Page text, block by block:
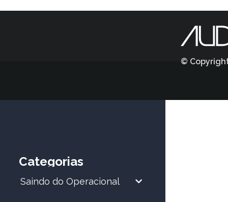
©
Categorias
Saindo do Operacional